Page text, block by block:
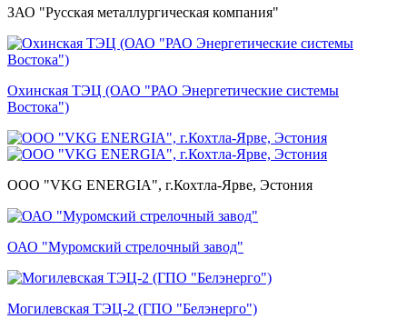
ЗАО "Русская металлургическая компания"
Охинская ТЭЦ (ОАО "РАО Энергетические системы
Востока")
ООО "VKG ENERGIA", г.Кохтла-Ярве, Эстония
ОАО "Муромский стрелочный завод"
Могилевская ТЭЦ-2 (ГПО "Белэнерго")